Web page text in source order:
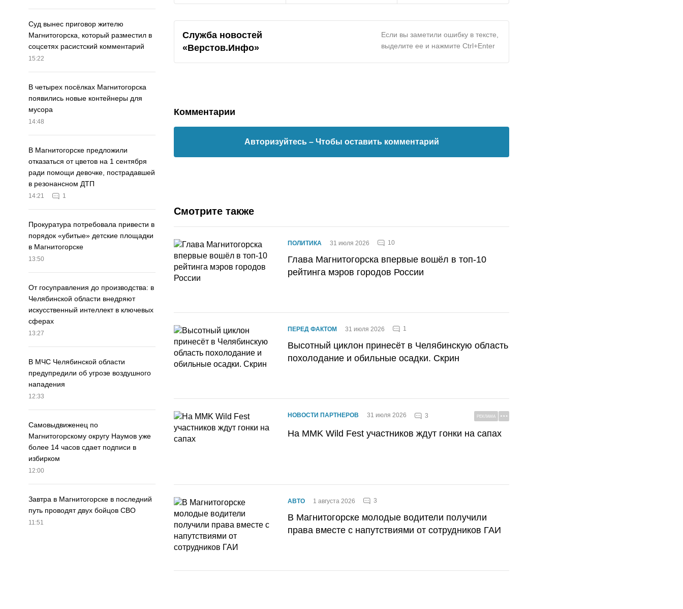
Суд вынес приговор жителю
Магнитогорска, который разместил в
соцсетях расистский комментарий
15:22
В четырех посёлках Магнитогорска
появились новые контейнеры для
мусора
14:48
В Магнитогорске предложили
отказаться от цветов на 1 сентября
ради помощи девочке, пострадавшей
в резонансном ДТП
14:21 1
Прокуратура потребовала привести в
порядок «убитые» детские площадки
в Магнитогорске
13:50
От госуправления до производства: в
Челябинской области внедряют
искусственный интеллект в ключевых
сферах
13:27
В МЧС Челябинской области
предупредили об угрозе воздушного
нападения
12:33
Самовыдвиженец по
Магнитогорскому округу Наумов уже
более 14 часов сдает подписи в
избирком
12:00
Завтра в Магнитогорске в последний
путь проводят двух бойцов СВО
11:51
Служба новостей
«Верстов.Инфо»
Если вы заметили ошибку в тексте,
выделите ее и нажмите Ctrl+Enter
Комментарии
Авторизуйтесь – Чтобы оставить комментарий
Смотрите также
ПОЛИТИКА 31 июля 2026 10
Глава Магнитогорска впервые вошёл в топ-10
рейтинга мэров городов России
ПЕРЕД ФАКТОМ 31 июля 2026 1
Высотный циклон принесёт в Челябинскую область
похолодание и обильные осадки. Скрин
НОВОСТИ ПАРТНЕРОВ 31 июля 2026 3 РЕКЛАМА
На MMK Wild Fest участников ждут гонки на сапах
АВТО 1 августа 2026 3
В Магнитогорске молодые водители получили
права вместе с напутствиями от сотрудников ГАИ